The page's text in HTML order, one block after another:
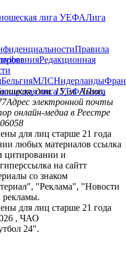
лига УЕФАЛига
Правила
Редакционная
viber
БельгияМЛСНидерланды
лига УЕФАЛига
дом. 15, м. Львов,
Адрес электронной почты
онлайн-медиа в Реестре
для лиц старше 21 года
любых материалов ссылка
цитировании и
на сайтт
со знаком
"Реклама", "Новости
рекламы.
для лиц старше 21 года
, ЧАО
24".